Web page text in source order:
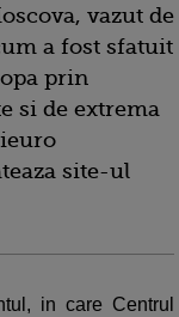
vazut de
a fost sfatuit
prin
si de extrema
site-ul
in care Centrul